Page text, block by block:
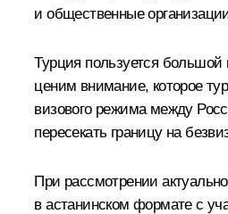
и общественные
Турция пользуется
ценим внимание, которое
визового режима между
пересекать границу на
При рассмотрении
в астанинском формате с